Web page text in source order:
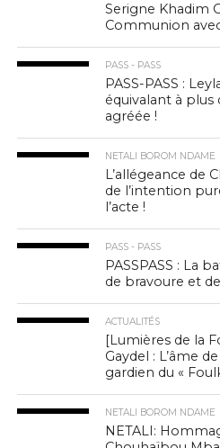
Serigne Khadim
Communion
PASS - PASS
PASS-PASS :
équivalant à plus
agréée !
NETALI BOROM NDAME
L’allégeance de
de l’intention
l’acte !
PASS - PASS
PASSPASS : La
de bravoure et
ACTUALITÉS
[Lumières de la
Gaydel : L’âme
gardien du «
NETALI BOROM NDAME
NETALI: